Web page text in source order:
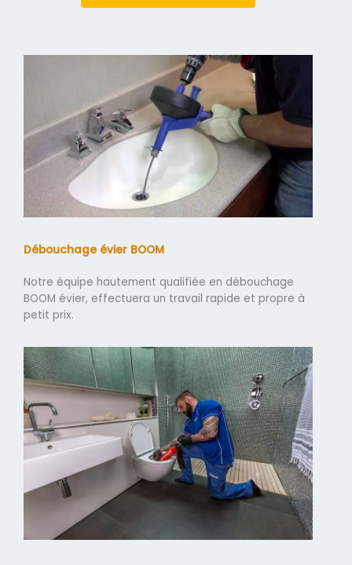
Débouchage évier BOOM
Notre équipe hautement qualifiée en débouchage
BOOM évier, effectuera un travail rapide et propre à
petit prix.